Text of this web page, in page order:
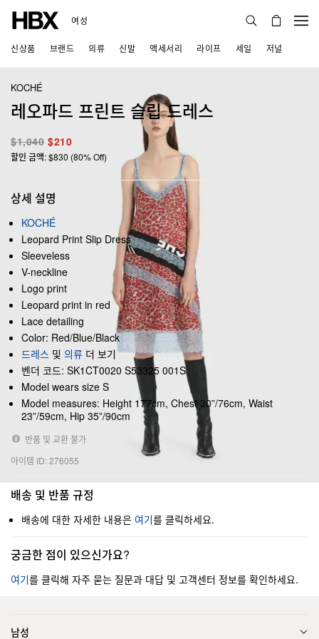
여성
신상품 브랜드 의류 신발 액세서리 라이프 세일 저널
KOCHÉ
레오파드 프린트 슬립 드레스
$1,040 $210
할인 금액: $830 (80% Off)
상세 설명
KOCHÉ
Leopard Print Slip Dress
Sleeveless
V-neckline
Logo print
Leopard print in red
Lace detailing
Color: Red/Blue/Black
드레스 및 의류 더 보기
벤더 코드: SK1CT0020 S53325 001S
Model wears size S
Model measures: Height 177cm, Chest 30”/76cm, Waist
23”/59cm, Hip 35”/90cm
반품 및 교환 불가
아이템 ID: 276055
배송 및 반품 규정
배송에 대한 자세한 내용은 여기를 클릭하세요.
궁금한 점이 있으신가요?
여기를 클릭해 자주 묻는 질문과 대답 및 고객센터 정보를 확인하세요.
남성